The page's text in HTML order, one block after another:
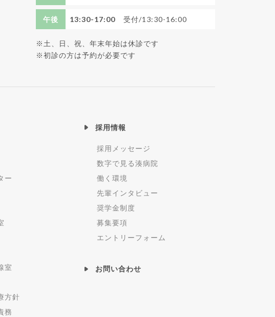
午後 13:30-17:00 受付/13:30-16:00
※土、日、祝、年末年始は休診です
※初診の方は予約が必要です
ー
室
方針
務
採用情報
採用メッセージ
数字で見る湊病院
働く環境
先輩インタビュー
奨学金制度
募集要項
エントリーフォーム
お問い合わせ